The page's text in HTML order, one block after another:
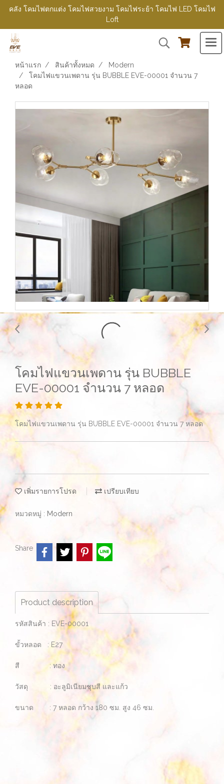
คลัง โคมไฟตกแต่ง โคมไฟสวยงาม โคมไฟระย้า โคมไฟ LED โคมไฟ
Loft
หน้าแรก สินค้าทั้งหมด
Modern
โคมไฟแขวนเพดาน รุ่น BUBBLE EVE-00001 จำนวน 7
หลอด
โคมไฟแขวนเพดาน รุ่น BUBBLE
EVE-00001 จำนวน 7 หลอด
โคมไฟแขวนเพดาน รุ่น BUBBLE EVE-00001 จำนวน 7 หลอด
เพิ่มรายการโปรด เปรียบเทียบ
หมวดหมู่ : Modern
Share
Product description
รหัสสินค้า : EVE-00001
ขั้วหลอด : E27
สี : ทอง
วัสดุ : อะลูมิเนียมชุบสี และแก้ว
ขนาด : 7 หลอด กว้าง 180 ซม. สูง 46 ซม.